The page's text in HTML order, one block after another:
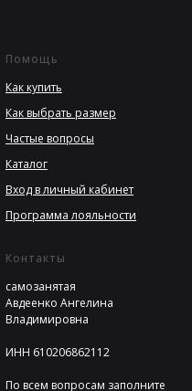
Помощь
Как купить
Как выбрать размер
Частые вопросы
Каталог
Вход в личный кабинет
Программа лояльности
Контакты
самозанятая
Авдеенко Ангелина
Владимировна
ИНН 610206862112
По всем вопросам заполните